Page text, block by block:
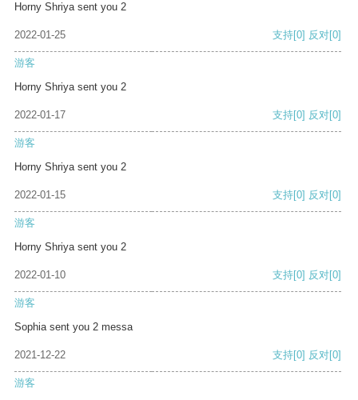
Horny Shriya sent you 2
2022-01-25 支持[0] 反对[0]
游客
Horny Shriya sent you 2
2022-01-17 支持[0] 反对[0]
游客
Horny Shriya sent you 2
2022-01-15 支持[0] 反对[0]
游客
Horny Shriya sent you 2
2022-01-10 支持[0] 反对[0]
游客
Sophia sent you 2 messa
2021-12-22 支持[0] 反对[0]
游客